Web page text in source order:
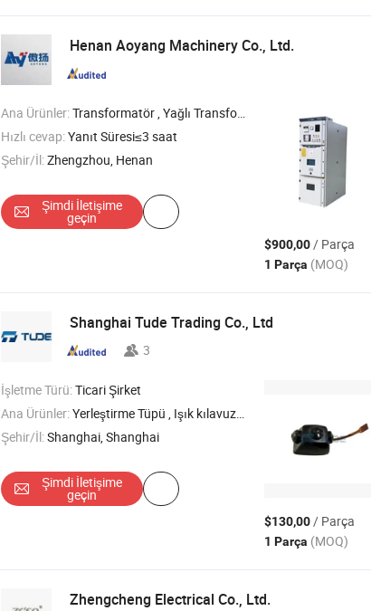
Henan Aoyang Machinery Co., Ltd.
Ana Ürünler:Transformatör , Yağlı Transformatör , Kuru Tip Transformatör , Dağıtım Kabini , Transformatör Trafo Merkezi
Hızlı cevap:Yanıt Süresi≤3 saat
Şehir/İl:Zhengzhou, Henan
Şimdi İletişime
geçin
$900,00/ Parça
1 Parça (MOQ)
Shanghai Tude Trading Co., Ltd
3
İşletme Türü:Ticari Şirket
Ana Ürünler:Yerleştirme Tüpü , Işık kılavuzu demeti , Bükme Bölümü Montajı , Biyopsi Kanalı , Hava Su vanası
Şehir/İl:Shanghai, Shanghai
Şimdi İletişime
geçin
$130,00/ Parça
1 Parça (MOQ)
Zhengcheng Electrical Co., Ltd.